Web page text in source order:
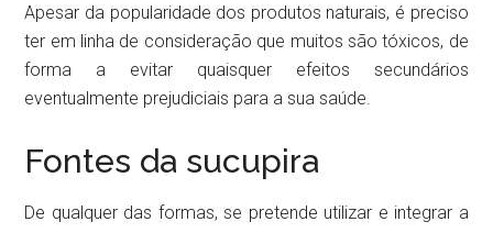
Apesar da popularidade dos produtos naturais, é preciso
ter em linha de consideração que muitos são tóxicos, de
forma a evitar quaisquer efeitos secundários
eventualmente prejudiciais para a sua saúde.
Fontes da sucupira
De qualquer das formas, se pretende utilizar e integrar a